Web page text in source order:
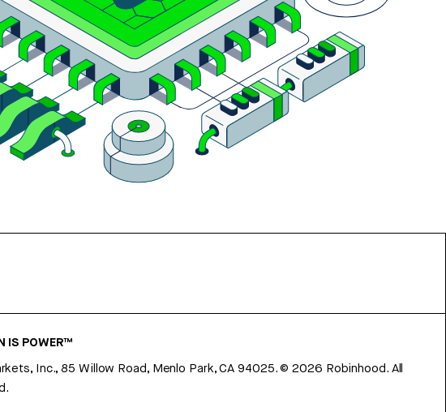
IS POWER™
Inc., 85 Willow Road, Menlo Park, CA 94025.©2026 Robinhood. All